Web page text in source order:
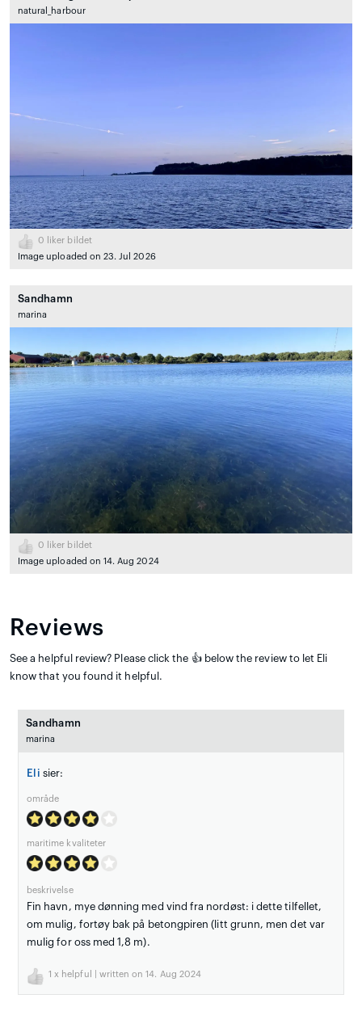
natural_harbour
0 liker bildet
Image uploaded on 23. Jul 2026
Sandhamn
marina
0 liker bildet
Image uploaded on 14. Aug 2024
Reviews
See a helpful review? Please click the 👍 below the review to let Eli
know that you found it helpful.
Sandhamn
marina
Eli sier:
område
maritime kvaliteter
beskrivelse
Fin havn, mye dønning med vind fra nordøst: i dette tilfellet,
om mulig, fortøy bak på betongpiren (litt grunn, men det var
mulig for oss med 1,8 m).
1 x helpful | written on 14. Aug 2024